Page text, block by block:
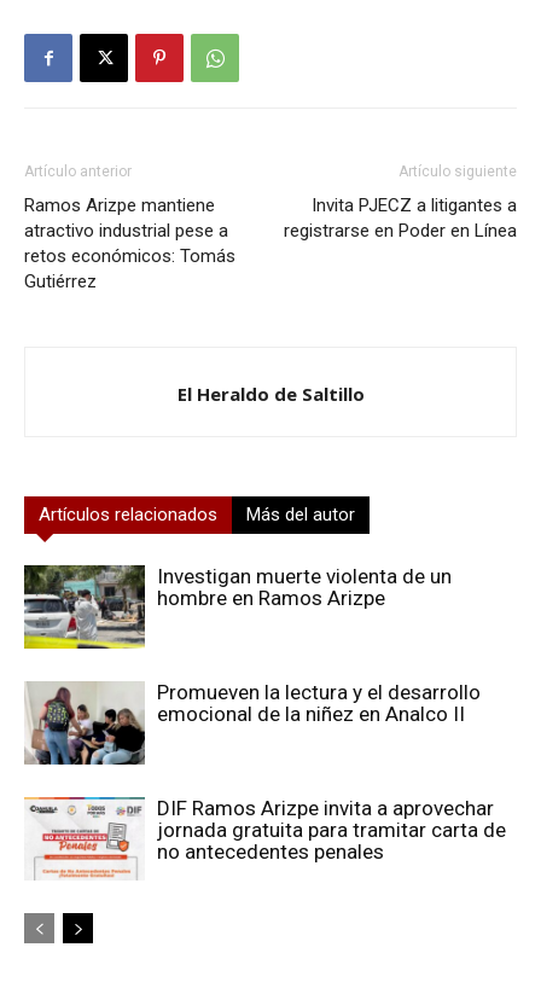
Artículo anterior
Ramos Arizpe mantiene
atractivo industrial pese a
retos económicos: Tomás
Gutiérrez
Artículo siguiente
Invita PJECZ a litigantes a
registrarse en Poder en Línea
El Heraldo de Saltillo
Artículos relacionados Más del autor
Investigan muerte violenta de un
hombre en Ramos Arizpe
Promueven la lectura y el desarrollo
emocional de la niñez en Analco II
DIF Ramos Arizpe invita a aprovechar
jornada gratuita para tramitar carta de
no antecedentes penales